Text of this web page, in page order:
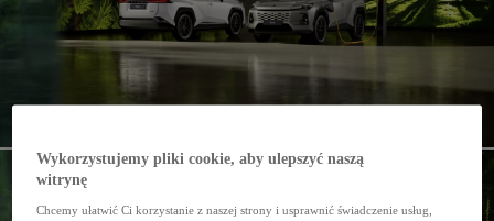
Wykorzystujemy pliki cookie, aby ulepszyć naszą
witrynę
Chcemy ułatwić Ci korzystanie z naszej strony i usprawnić świadczenie usług,